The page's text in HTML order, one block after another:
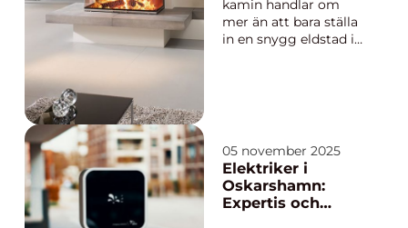
egentligen att anlita
en l...
kamin handlar om
mer än att bara ställa
in en snygg eldstad i
der och ett lyft för
hela huset. Samtidigt
ställer dagens regler
höga krav på
brandsä...
05 november 2025
Elektriker i
Oskarshamn:
Expertis och